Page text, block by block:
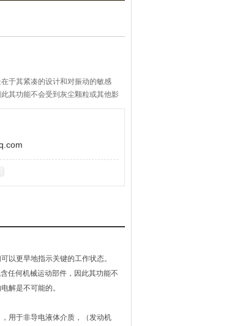
于其紧凑的设计和对振动的敏感
其功能不会受到灰尘颗粒或其他影
以更早地指示关键的工作状态。
任何机械运动部件，因此其功能不
解是不可能的。
用于非导电液体介质，（发动机